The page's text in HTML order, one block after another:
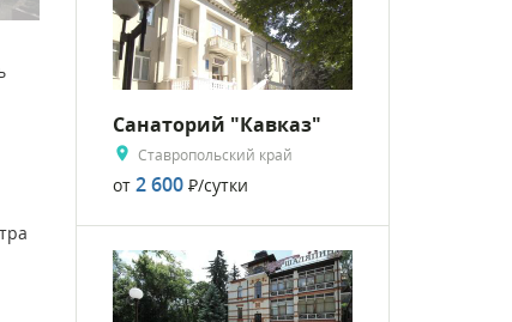
Санаторий "Кавказ"
Ставропольский край
от 2 600 Р/сутки